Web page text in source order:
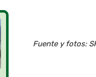
Fuente y fotos: